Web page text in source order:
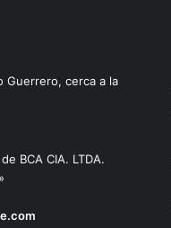
Guerrero, cerca a la
BCA CIA. LTDA.